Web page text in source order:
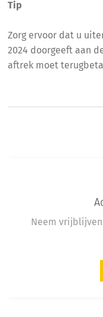
Tip
Zorg ervoor dat u
2024 doorgeeft aan
aftrek moet
Neem